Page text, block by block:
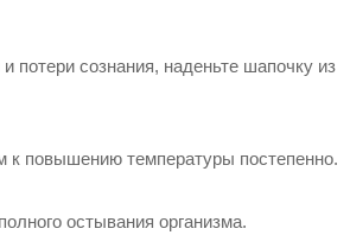
потери сознания, наденьте шапочку из
к повышению температуры постепенно.
остывания организма.